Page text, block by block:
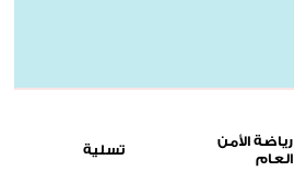
رياضة الأمن
العام
تسلية